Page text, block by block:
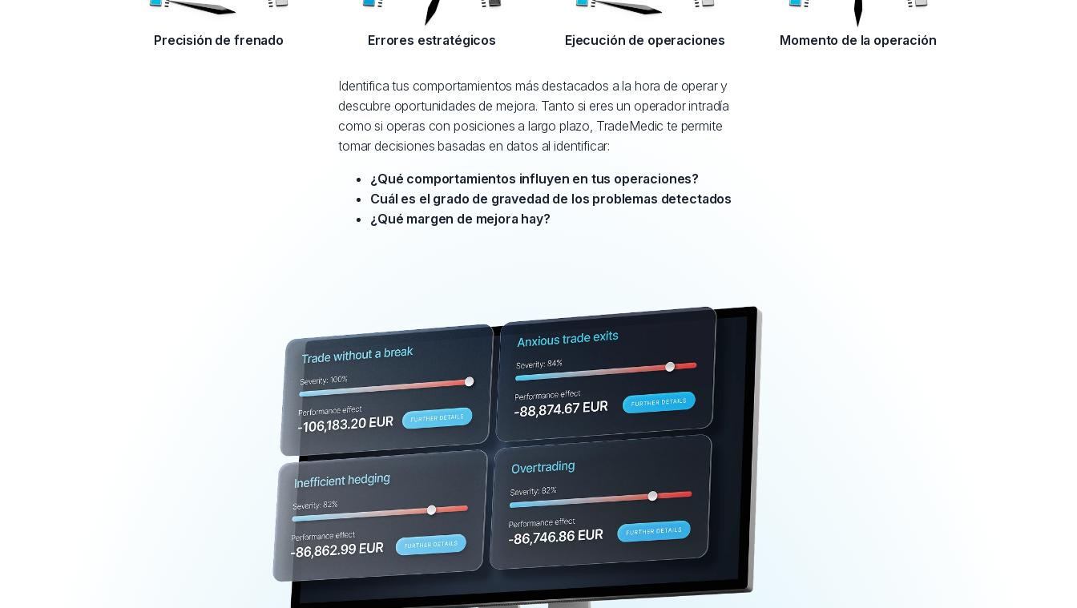
Precisión de frenado Errores estratégicos Ejecución de operaciones Momento de la operación
Identifica tus comportamientos más destacados a la hora de operar y
descubre oportunidades de mejora. Tanto si eres un operador intradía
como si operas con posiciones a largo plazo, TradeMedic te permite
tomar decisiones basadas en datos al identificar:
¿Qué comportamientos influyen en tus operaciones?
Cuál es el grado de gravedad de los problemas detectados
¿Qué margen de mejora hay?